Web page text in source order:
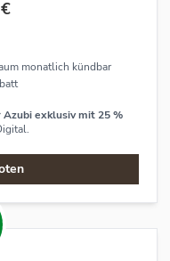
monatlich kündbar
exklusiv mit 25 %